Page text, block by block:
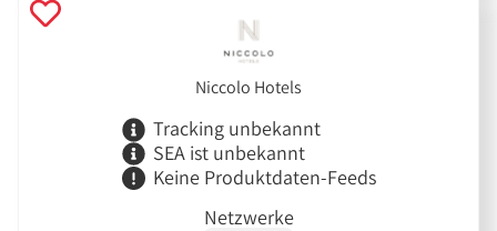
Niccolo Hotels
Tracking unbekannt
SEA ist unbekannt
Keine Produktdaten-Feeds
Netzwerke